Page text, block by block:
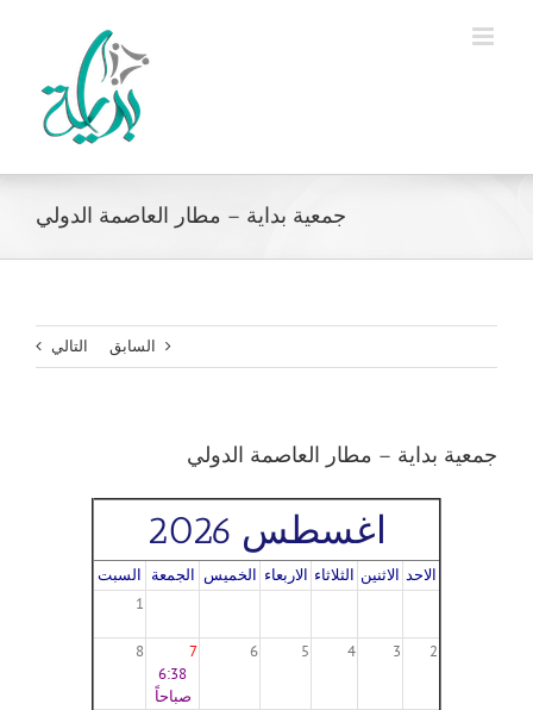
جمعية بداية – مطار العاصمة الدولي
السابق التالي
جمعية بداية – مطار العاصمة الدولي
اغسطس 2026
الاحد الاثنين الثلاثاء الاربعاء الخميس الجمعة السبت
1
2
3
4
5
6
7
6:38
صباحاً
8